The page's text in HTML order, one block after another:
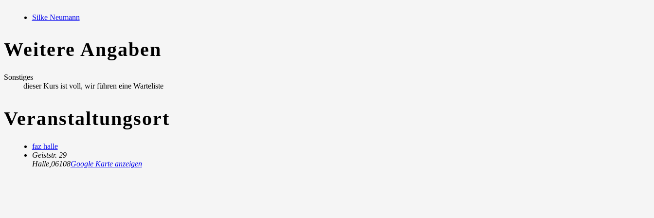
Silke Neumann
Weitere Angaben
Sonstiges
dieser Kurs ist voll, wir führen eine Warteliste
Veranstaltungsort
faz halle
Geiststr. 29
Halle, 06108Google Karte anzeigen